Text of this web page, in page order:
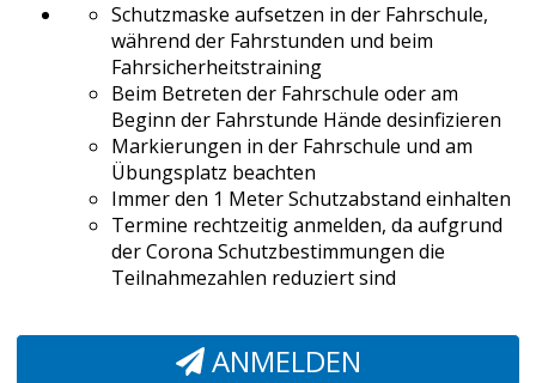
Schutzmaske aufsetzen in der Fahrschule,
während der Fahrstunden und beim
Fahrsicherheitstraining
Beim Betreten der Fahrschule oder am
Beginn der Fahrstunde Hände desinfizieren
Markierungen in der Fahrschule und am
Übungsplatz beachten
Immer den 1 Meter Schutzabstand einhalten
Termine rechtzeitig anmelden, da aufgrund
der Corona Schutzbestimmungen die
Teilnahmezahlen reduziert sind
ANMELDEN